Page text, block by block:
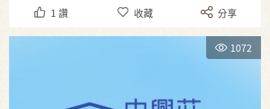
1 讚 收藏 分享
1072